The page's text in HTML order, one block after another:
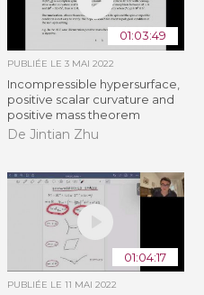
01:03:49
PUBLIÉE LE 3 MAI 2022
Incompressible hypersurface,
positive scalar curvature and
positive mass theorem
De Jintian Zhu
01:04:17
PUBLIÉE LE 11 MAI 2022